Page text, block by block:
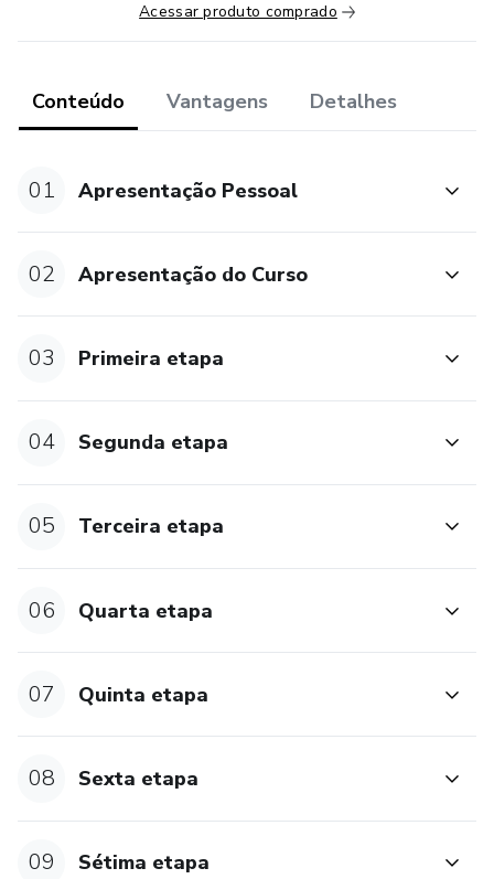
Abordagem prática com exercícios e técnicas comprovadas
Prepare-se para Transformar Sua Relação com a
Ansiedade!
Investir em si mesmo(a) é fundamental para alcançar uma
vida mais equilibrada e feliz. Junte-se a nós e descubra
como superar a ansiedade para viver com mais
tranquilidade e bem-estar no seu dia a dia.
Acessar produto comprado
Conteúdo Vantagens Detalhes
01 Apresentação Pessoal
02 Apresentação do Curso
03 Primeira etapa
04 Segunda etapa
05 Terceira etapa
06 Quarta etapa
07 Quinta etapa
08 Sexta etapa
09 Sétima etapa